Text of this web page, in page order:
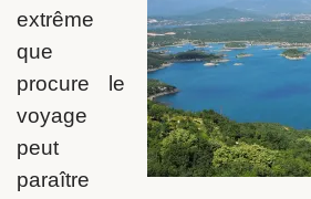
extrême
que
procure le
voyage
peut
paraître